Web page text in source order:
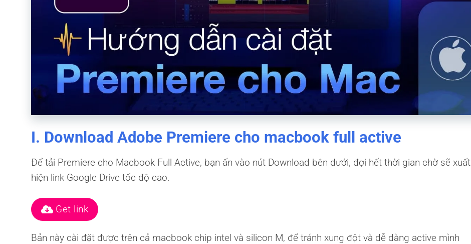
I. Download Adobe Premiere cho macbook full active
Để tải Premiere cho Macbook Full Active, bạn ấn vào nút Download bên dưới, đợi hết thời gian chờ sẽ xuất
hiện link Google Drive tốc độ cao.
Get link
Bản này cài đặt được trên cả macbook chip intel và silicon M, để tránh xung đột và dễ dàng active mình